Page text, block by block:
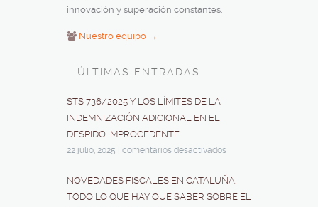
innovación y superación constantes.
Nuestro equipo →
ÚLTIMAS ENTRADAS
STS 736/2025 Y LOS LÍMITES DE LA
INDEMNIZACIÓN ADICIONAL EN EL
DESPIDO IMPROCEDENTE
22 julio, 2025 comentarios desactivados
NOVEDADES FISCALES EN CATALUÑA:
TODO LO QUE HAY QUE SABER SOBRE EL